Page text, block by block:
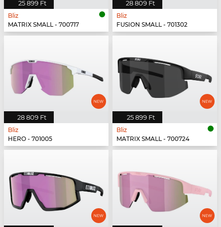
25 899 Ft
Bliz
MATRIX SMALL - 700717
28 809 Ft
Bliz
FUSION SMALL - 701302
28 809 Ft
Bliz
HERO - 701005
25 899 Ft
Bliz
MATRIX SMALL - 700724